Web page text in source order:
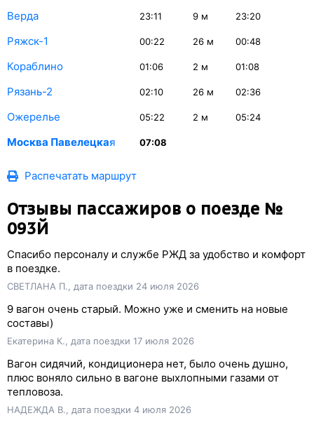
Верда 23:11 9 м 23:20
Ряжск-1 00:22 26 м 00:48
Кораблино 01:06 2 м 01:08
Рязань-2 02:10 26 м 02:36
Ожерелье 05:22 2 м 05:24
Москва Павелецкая 07:08
Распечатать маршрут
Отзывы пассажиров о поезде №
093Й
Спасибо персоналу и службе РЖД за удобство и комфорт
в поездке.
СВЕТЛАНА П., дата поездки 24 июля 2026
9 вагон очень старый. Можно уже и сменить на новые
составы)
Екатерина К., дата поездки 17 июля 2026
Вагон сидячий, кондиционера нет, было очень душно,
плюс воняло сильно в вагоне выхлопными газами от
тепловоза.
НАДЕЖДА В., дата поездки 4 июля 2026